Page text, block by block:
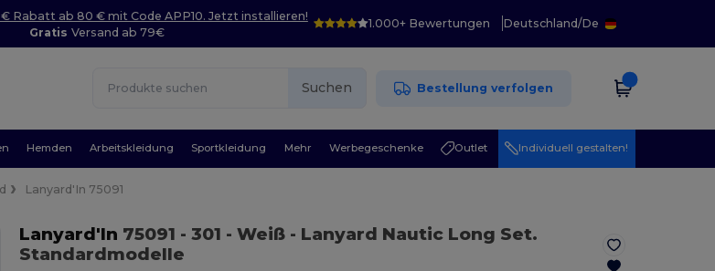
€ Rabatt ab 80 € mit Code APP10. Jetzt installieren!
GratisVersand ab 79€
1.000+ Bewertungen Deutschland/De
Suchen Bestellung verfolgen
Hemden Arbeitskleidung Sportkleidung Mehr Werbegeschenke Outlet Individuell gestalten!
Lanyard'In 75091
Lanyard'In 75091 - 301 - Weiß- Lanyard Nautic Long Set.
Standardmodelle